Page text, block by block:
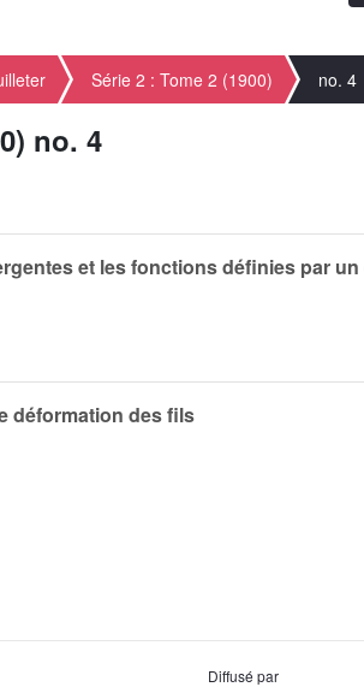
Série 2 : Tome 2 (1900) no. 4
no. 4
et les fonctions définies par
déformation des fils
Diffusé par